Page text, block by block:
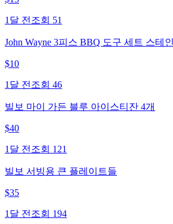
1달 전 조회 51
John Wayne 3피스 BBQ 도구 세트 스테
$10
1달 전 조회 46
빌보 마이 가든 블루 아이스티잔 4개
$40
1달 전 조회 121
빌보 서빙용 큰 플레이트들
$35
1달 전 조회 194